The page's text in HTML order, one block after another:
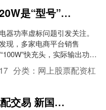
信德 120W是“型号”不是功率？误导消费者要付出代价
器功率虚标问题引发关注。
现，多家电商平台销售
快充头，实际输出功率
至22.5W，部分商家承
分类： 网上股票配资杠
嘉汇优配交易 新国标即将实施 近20家公司布局电动自行车相关业务